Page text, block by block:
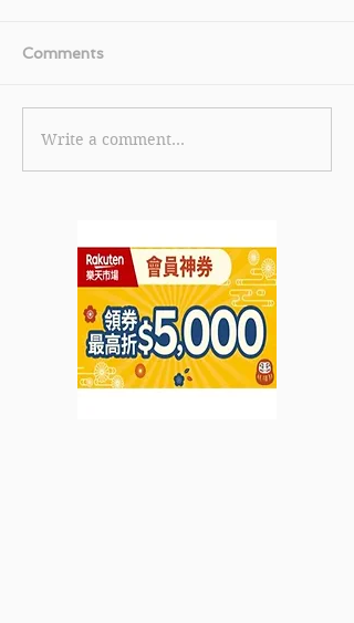
【HELENA
RUBINSTEIN HR優
裝5件禮遇 購買滿
HK$6,500可享
POWERCEL (優惠到
2022年7月31日)
Comments
Write a comment...